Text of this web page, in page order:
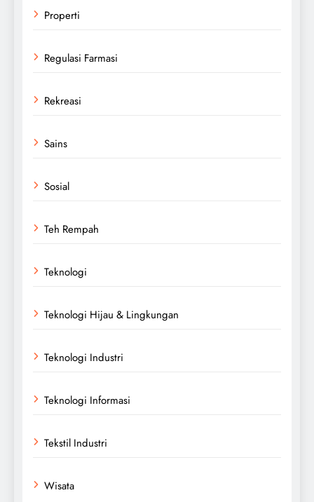
Properti
Regulasi Farmasi
Rekreasi
Sains
Sosial
Teh Rempah
Teknologi
Teknologi Hijau & Lingkungan
Teknologi Industri
Teknologi Informasi
Tekstil Industri
Wisata